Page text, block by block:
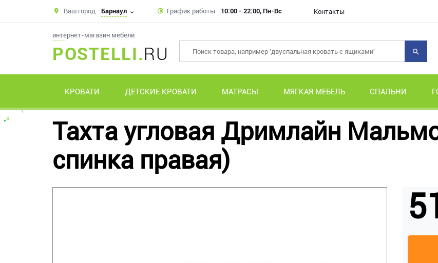
Ваш город Барнаул График работы 10:00 - 22:00, Пн-Вс Контакты
интернет-магазин мебели
POSTELLI.RU
КРОВАТИ ДЕТСКИЕ КРОВАТИ МАТРАСЫ МЯГКАЯ МЕБЕЛЬ СПАЛЬНИ
Тахта угловая Дримлайн
спинка правая)